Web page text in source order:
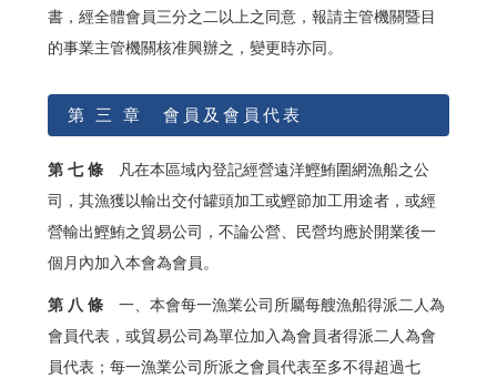
書，經全體會員三分之二以上之同意，報請主管機關暨目
的事業主管機關核准興辦之，變更時亦同。
第 三 章 會員及會員代表
第 七 條凡在本區域內登記經營遠洋鰹鮪圍網漁船之公
司，其漁獲以輸出交付罐頭加工或鰹節加工用途者，或經
營輸出鰹鮪之貿易公司，不論公營、民營均應於開業後一
個月內加入本會為會員。
第 八 條一、本會每一漁業公司所屬每艘漁船得派二人為
會員代表，或貿易公司為單位加入為會員者得派二人為會
員代表；每一漁業公司所派之會員代表至多不得超過七